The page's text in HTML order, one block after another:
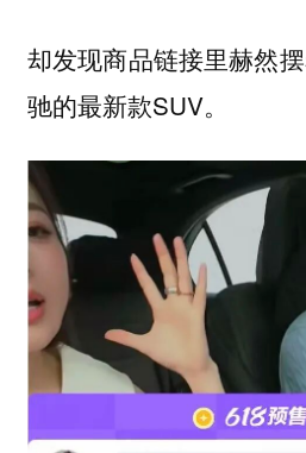
却发现商品链接里赫然
驰的最新款SUV。